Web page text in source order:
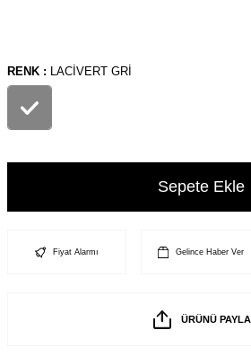
RENK : LACIVERT GRI
Sepete Ekle
Fiyat Alarmı Gelince Haber Ver
ÜRÜNÜ